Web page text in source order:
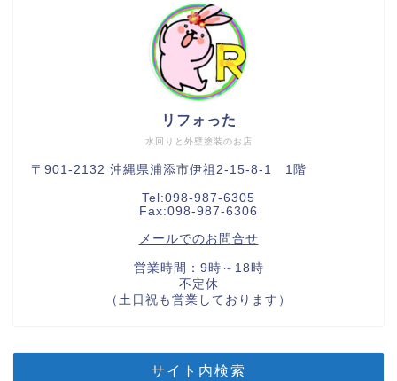
水回りと外壁塗装のお店
リフォった
〒901-2132 沖縄県浦添市伊祖2-15-8-1 1階
Tel:098-987-6305
Fax:098-987-6306
メールでのお問合せ
営業時間：9時～18時
不定休
（土日祝も営業しております）
サイト内検索